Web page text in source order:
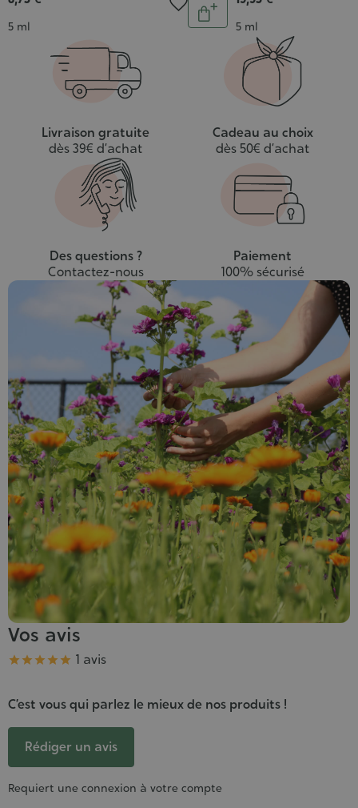
Contenance
5 ml
Quantité
Ajouter
panier
Contenance
5 ml
Livraison gratuite
dès 39€ d’achat
Cadeau au choix
dès 50€ d’achat
Des questions ?
Contactez-nous
Paiement
100% sécurisé
Vos avis
Note
     1 avis
C’est vous qui parlez le mieux de nos produits !
Rédiger un avis
Requiert une connexion à votre compte